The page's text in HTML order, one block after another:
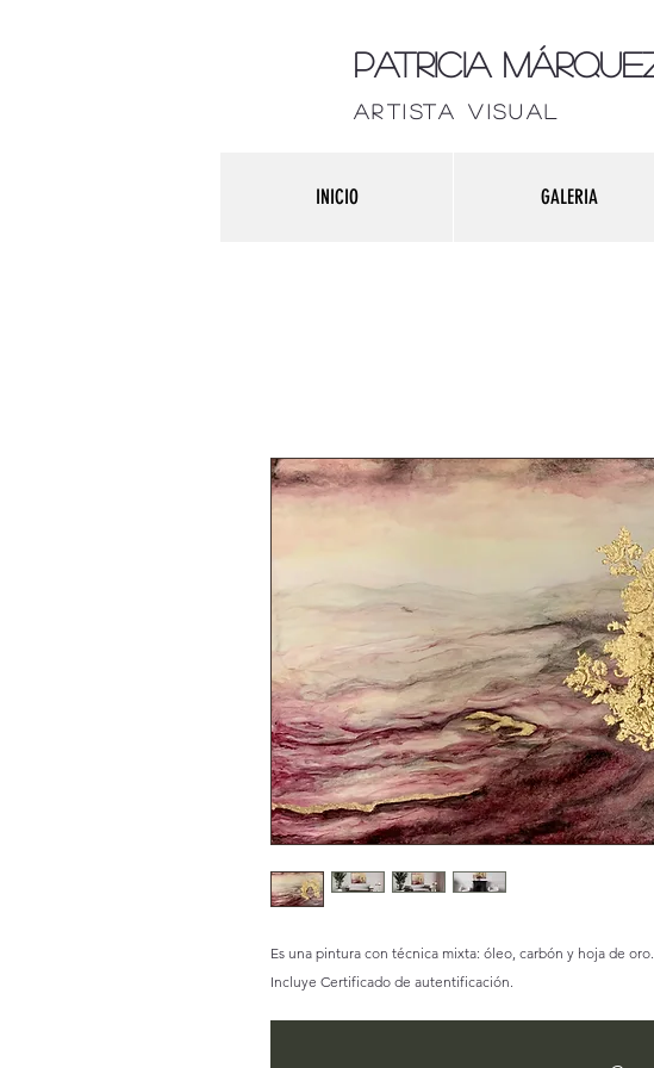
Patricia
artista visu al
INICIO GALERIA
Es una pintura con técnica mixta: óleo, carbón y hoja de
Incluye Certificado de autentificación.